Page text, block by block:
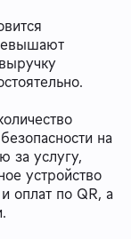
на
за услугу,
устройство
оплат по QR, а